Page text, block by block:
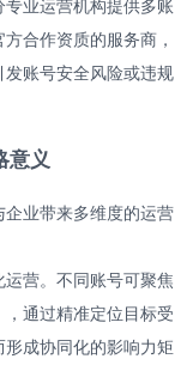
合作资质的服务商，
账号安全风险或违规
意义
业带来多维度的运营
营。不同账号可聚焦
通过精准定位目标受
成协同化的影响力矩